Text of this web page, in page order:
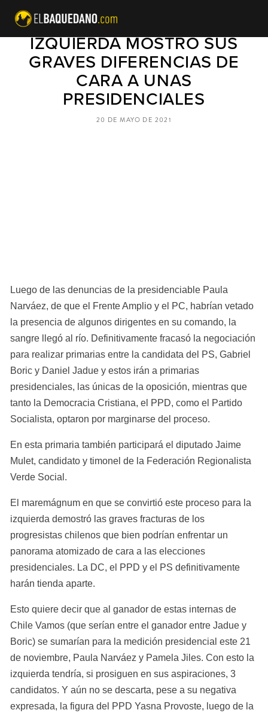
EN CAÓTICA JORNADA LA
IZQUIERDA MOSTRÓ SUS
GRAVES DIFERENCIAS DE
CARA A UNAS
PRESIDENCIALES
Luego de las denuncias de la presidenciable Paula
Narváez, de que el Frente Amplio y el PC, habrían vetado
la presencia de algunos dirigentes en su comando, la
sangre llegó al río. Definitivamente fracasó la negociación
para realizar primarias entre la candidata del PS, Gabriel
Boric y Daniel Jadue y estos irán a primarias
presidenciales, las únicas de la oposición, mientras que
tanto la Democracia Cristiana, el PPD, como el Partido
Socialista, optaron por marginarse del proceso.
En esta primaria también participará el diputado Jaime
Mulet, candidato y timonel de la Federación Regionalista
Verde Social.
El maremágnum en que se convirtió este proceso para la
izquierda demostró las graves fracturas de los
progresistas chilenos que bien podrían enfrentar un
panorama atomizado de cara a las elecciones
presidenciales. La DC, el PPD y el PS definitivamente
harán tienda aparte.
Esto quiere decir que al ganador de estas internas de
Chile Vamos (que serían entre el ganador entre Jadue y
Boric) se sumarían para la medición presidencial este 21
de noviembre, Paula Narváez y Pamela Jiles. Con esto la
izquierda tendría, si prosiguen en sus aspiraciones, 3
candidatos. Y aún no se descarta, pese a su negativa
expresada, la figura del PPD Yasna Provoste, luego de la
20 DE MAYO DE 2021